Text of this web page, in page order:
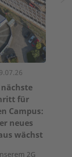
für
Campus:
neues
wächst
2G